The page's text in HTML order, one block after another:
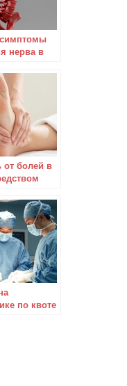
нерва в
от болей в
по квоте